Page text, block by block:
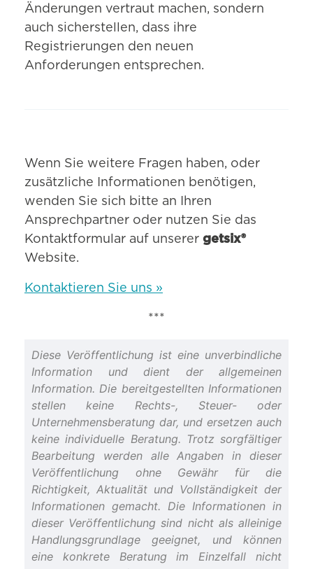
Änderungen vertraut machen, sondern
auch sicherstellen, dass ihre
Registrierungen den neuen
Anforderungen entsprechen.
Wenn Sie weitere Fragen haben, oder
zusätzliche Informationen benötigen,
wenden Sie sich bitte an Ihren
Ansprechpartner oder nutzen Sie das
Kontaktformular auf unserer getsix®
Website.
Kontaktieren Sie uns »
***
Diese Veröffentlichung ist eine unverbindliche
Information und dient der allgemeinen
Information. Die bereitgestellten Informationen
stellen keine Rechts-, Steuer- oder
Unternehmensberatung dar, und ersetzen auch
keine individuelle Beratung. Trotz sorgfältiger
Bearbeitung werden alle Angaben in dieser
Veröffentlichung ohne Gewähr für die
Richtigkeit, Aktualität und Vollständigkeit der
Informationen gemacht. Die Informationen in
dieser Veröffentlichung sind nicht als alleinige
Handlungsgrundlage geeignet, und können
eine konkrete Beratung im Einzelfall nicht